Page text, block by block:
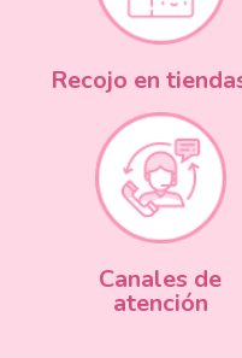
Recojo en
Canales de
atención